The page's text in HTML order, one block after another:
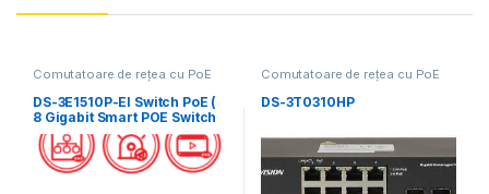
Comutatoare de rețea cu PoE
DS-3E1510P-EI Switch PoE (
8 Gigabit Smart POE Switch
+ 2 Gigabit RJ45 port)
Comutatoare de rețea cu PoE
DS-3T0310HP